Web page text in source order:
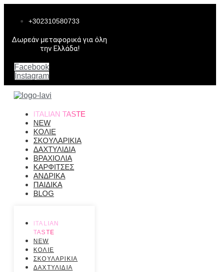
περιεχόμενο+302310580733
Δωρεάν μεταφορικά για όλη
την Ελλάδα!
Facebook
Instagram
ITALIAN TASTE
NEW
ΚΟΛΙΕ
ΣΚΟΥΛΑΡΙΚΙΑ
ΔΑΧΤΥΛΙΔΙΑ
ΒΡΑΧΙΟΛΙΑ
ΚΑΡΦΙΤΣΕΣ
ΑΝΔΡΙΚΑ
ΠΑΙΔΙΚΑ
BLOG
ITALIAN
TASTE
NEW
ΚΟΛΙΕ
ΣΚΟΥΛΑΡΙΚΙΑ
ΔΑΧΤΥΛΙΔΙΑ